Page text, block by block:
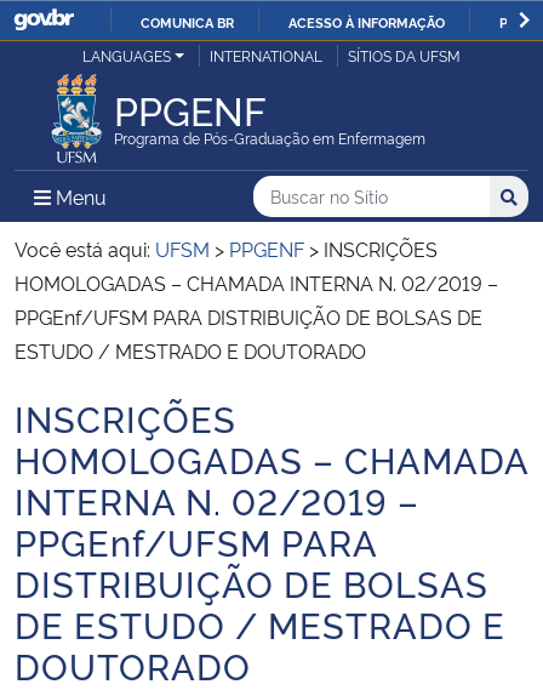
IR
COMUNICA BR ACESSO À INFORMAÇÃO
Ministério da Justiça e Segurança Pública
Ministério da Defesa
Ministério das Relações Exteriores
Ministério da Economia
Ministério da Agricultura, Pecuária e Abastecimento
Ministério da Educação
Ministério da Cidadania
Ministério da Saúde
LANGUAGES INTERNATIONAL SÍTIOS DA UFSM
PPGENF
Programa de Pós-Graduação em Enfermagem
Menu Menu Principal do Sítio
Busca
Buscar no no Sítio
Busca:
Você está aqui: UFSM > PPGENF > INSCRIÇÕES
HOMOLOGADAS – CHAMADA INTERNA N. 02/2019 –
PPGEnf/UFSM PARA DISTRIBUIÇÃO DE BOLSAS DE
ESTUDO / MESTRADO E DOUTORADO
Início do conteúdo
INSCRIÇÕES
HOMOLOGADAS – CHAMADA
INTERNA N. 02/2019 –
PPGEnf/UFSM PARA
DISTRIBUIÇÃO DE BOLSAS
DE ESTUDO / MESTRADO E
DOUTORADO